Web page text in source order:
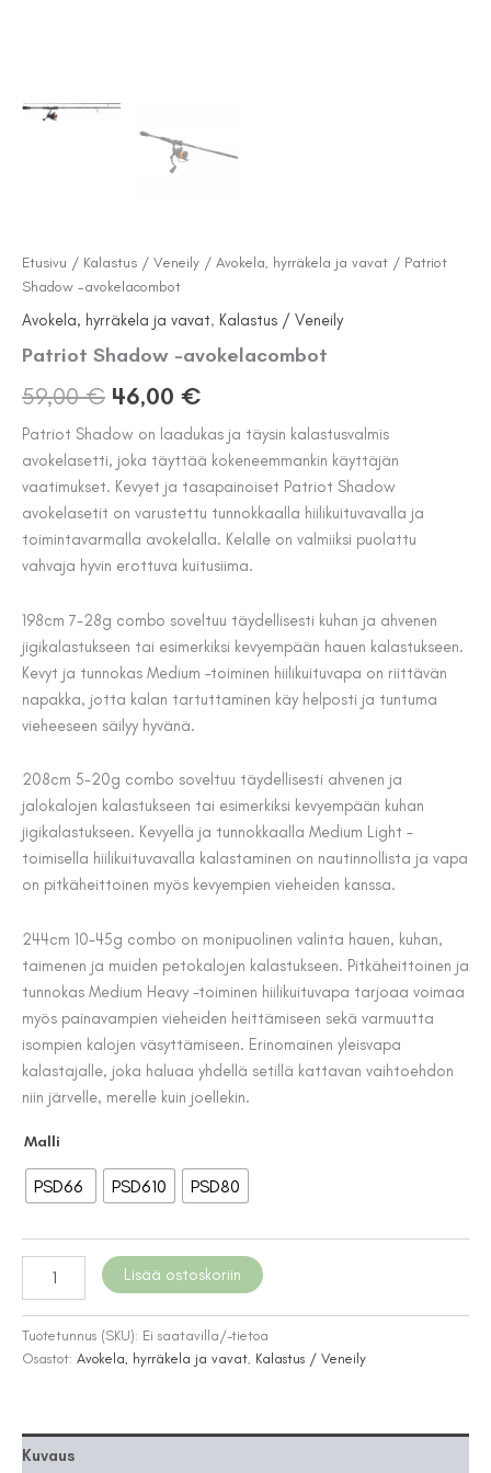
Etusivu / Kalastus / Veneily / Avokela, hyrräkela ja vavat / Patriot
Shadow -avokelacombot
Avokela, hyrräkela ja vavat, Kalastus / Veneily
Patriot Shadow -avokelacombot
59,00€ Alkuperäinen
hinta
oli:
59,00 €.
46,00 €
hinta
on:
46,00 €.
Patriot Shadow on laadukas ja täysin kalastusvalmis
avokelasetti, joka täyttää kokeneemmankin käyttäjän
vaatimukset. Kevyet ja tasapainoiset Patriot Shadow
avokelasetit on varustettu tunnokkaalla hiilikuituvavalla ja
toimintavarmalla avokelalla. Kelalle on valmiiksi puolattu
vahvaja hyvin erottuva kuitusiima.
198cm 7-28g combo soveltuu täydellisesti kuhan ja ahvenen
jigikalastukseen tai esimerkiksi kevyempään hauen kalastukseen.
Kevyt ja tunnokas Medium -toiminen hiilikuituvapa on riittävän
napakka, jotta kalan tartuttaminen käy helposti ja tuntuma
vieheeseen säilyy hyvänä.
208cm 5-20g combo soveltuu täydellisesti ahvenen ja
jalokalojen kalastukseen tai esimerkiksi kevyempään kuhan
jigikalastukseen. Kevyellä ja tunnokkaalla Medium Light -
toimisella hiilikuituvavalla kalastaminen on nautinnollista ja vapa
on pitkäheittoinen myös kevyempien vieheiden kanssa.
244cm 10-45g combo on monipuolinen valinta hauen, kuhan,
taimenen ja muiden petokalojen kalastukseen. Pitkäheittoinen ja
tunnokas Medium Heavy -toiminen hiilikuituvapa tarjoaa voimaa
myös painavampien vieheiden heittämiseen sekä varmuutta
isompien kalojen väsyttämiseen. Erinomainen yleisvapa
kalastajalle, joka haluaa yhdellä setillä kattavan vaihtoehdon
niin järvelle, merelle kuin joellekin.
Malli
PSD66 PSD610 PSD80
Shadow
avokelacombot
määrä
Lisää ostoskoriin
Tuotetunnus (SKU): Ei saatavilla/-tietoa
Osastot: Avokela, hyrräkela ja vavat Kalastus / Veneily
Kuvaus